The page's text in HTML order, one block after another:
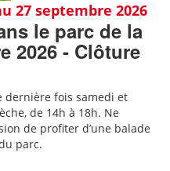
27 septembre 2026
le parc de la
2026 - Clôture
dernière fois samedi et
de 14h à 18h. Ne
de profiter d’une balade
parc.